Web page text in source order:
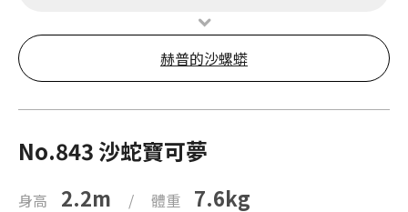
赫普的沙螺蟒
No.843 沙蛇寶可夢
身高 2.2m / 體重 7.6kg